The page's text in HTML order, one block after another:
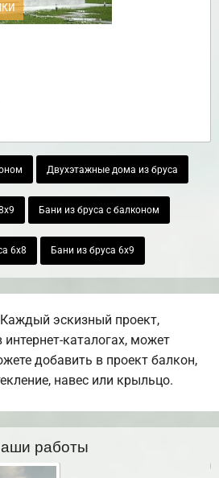
Двухэтажные дома из бруса
Бани из бруса с балконом
6х8 Бани из бруса 6х9
эскизный проект,
каталогах, может
добавить в проект балкон,
навес или крыльцо.
работы